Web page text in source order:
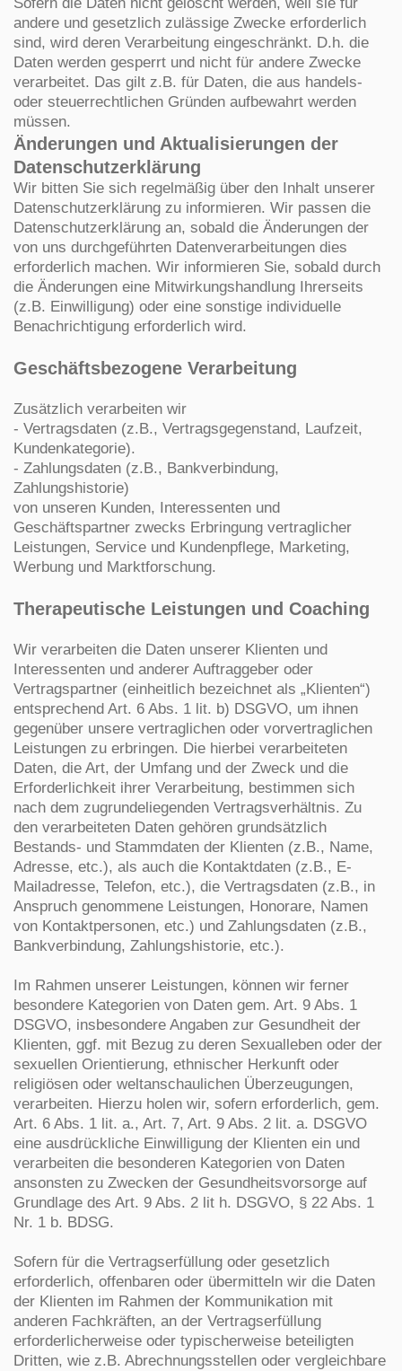
andere und gesetzlich zulässige Zwecke erforderlich
sind, wird deren Verarbeitung eingeschränkt. D.h. die
Daten werden gesperrt und nicht für andere Zwecke
verarbeitet. Das gilt z.B. für Daten, die aus handels-
oder steuerrechtlichen Gründen aufbewahrt werden
müssen.
Änderungen und Aktualisierungen der
Datenschutzerklärung
Wir bitten Sie sich regelmäßig über den Inhalt unserer
Datenschutzerklärung zu informieren. Wir passen die
Datenschutzerklärung an, sobald die Änderungen der
von uns durchgeführten Datenverarbeitungen dies
erforderlich machen. Wir informieren Sie, sobald durch
die Änderungen eine Mitwirkungshandlung Ihrerseits
(z.B. Einwilligung) oder eine sonstige individuelle
Benachrichtigung erforderlich wird.
Geschäftsbezogene Verarbeitung
Zusätzlich verarbeiten wir
- Vertragsdaten (z.B., Vertragsgegenstand, Laufzeit,
Kundenkategorie).
- Zahlungsdaten (z.B., Bankverbindung,
Zahlungshistorie)
von unseren Kunden, Interessenten und
Geschäftspartner zwecks Erbringung vertraglicher
Leistungen, Service und Kundenpflege, Marketing,
Werbung und Marktforschung.
Therapeutische Leistungen und Coaching
Wir verarbeiten die Daten unserer Klienten und
Interessenten und anderer Auftraggeber oder
Vertragspartner (einheitlich bezeichnet als „Klienten“)
entsprechend Art. 6 Abs. 1 lit. b) DSGVO, um ihnen
gegenüber unsere vertraglichen oder vorvertraglichen
Leistungen zu erbringen. Die hierbei verarbeiteten
Daten, die Art, der Umfang und der Zweck und die
Erforderlichkeit ihrer Verarbeitung, bestimmen sich
nach dem zugrundeliegenden Vertragsverhältnis. Zu
den verarbeiteten Daten gehören grundsätzlich
Bestands- und Stammdaten der Klienten (z.B., Name,
Adresse, etc.), als auch die Kontaktdaten (z.B., E-
Mailadresse, Telefon, etc.), die Vertragsdaten (z.B., in
Anspruch genommene Leistungen, Honorare, Namen
von Kontaktpersonen, etc.) und Zahlungsdaten (z.B.,
Bankverbindung, Zahlungshistorie, etc.).
Im Rahmen unserer Leistungen, können wir ferner
besondere Kategorien von Daten gem. Art. 9 Abs. 1
DSGVO, insbesondere Angaben zur Gesundheit der
Klienten, ggf. mit Bezug zu deren Sexualleben oder der
sexuellen Orientierung, ethnischer Herkunft oder
religiösen oder weltanschaulichen Überzeugungen,
verarbeiten. Hierzu holen wir, sofern erforderlich, gem.
Art. 6 Abs. 1 lit. a., Art. 7, Art. 9 Abs. 2 lit. a. DSGVO
eine ausdrückliche Einwilligung der Klienten ein und
verarbeiten die besonderen Kategorien von Daten
ansonsten zu Zwecken der Gesundheitsvorsorge auf
Grundlage des Art. 9 Abs. 2 lit h. DSGVO, § 22 Abs. 1
Nr. 1 b. BDSG.
Sofern für die Vertragserfüllung oder gesetzlich
erforderlich, offenbaren oder übermitteln wir die Daten
der Klienten im Rahmen der Kommunikation mit
anderen Fachkräften, an der Vertragserfüllung
erforderlicherweise oder typischerweise beteiligten
Dritten, wie z.B. Abrechnungsstellen oder vergleichbare